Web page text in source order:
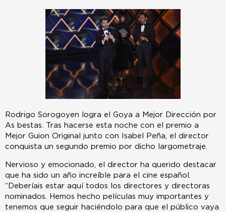
Rodrigo Sorogoyen logra el Goya a Mejor Dirección por
As bestas. Tras hacerse esta noche con el premio a
Mejor Guion Original junto con Isabel Peña, el director
conquista un segundo premio por dicho largometraje.
Nervioso y emocionado, el director ha querido destacar
que ha sido un año increíble para el cine español.
“Deberíais estar aquí todos los directores y directoras
nominados. Hemos hecho películas muy importantes y
tenemos que seguir haciéndolo para que el público vaya